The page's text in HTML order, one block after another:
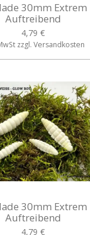
30mm Extrem
Auftreibend
4,79 €
zzgl. Versandkosten
30mm Extrem
Auftreibend
4,79 €